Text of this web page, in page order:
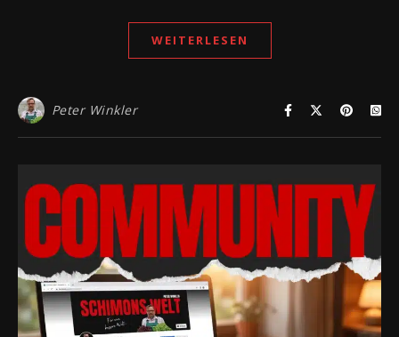
WEITERLESEN
Peter Winkler